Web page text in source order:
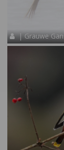
| Grauwe